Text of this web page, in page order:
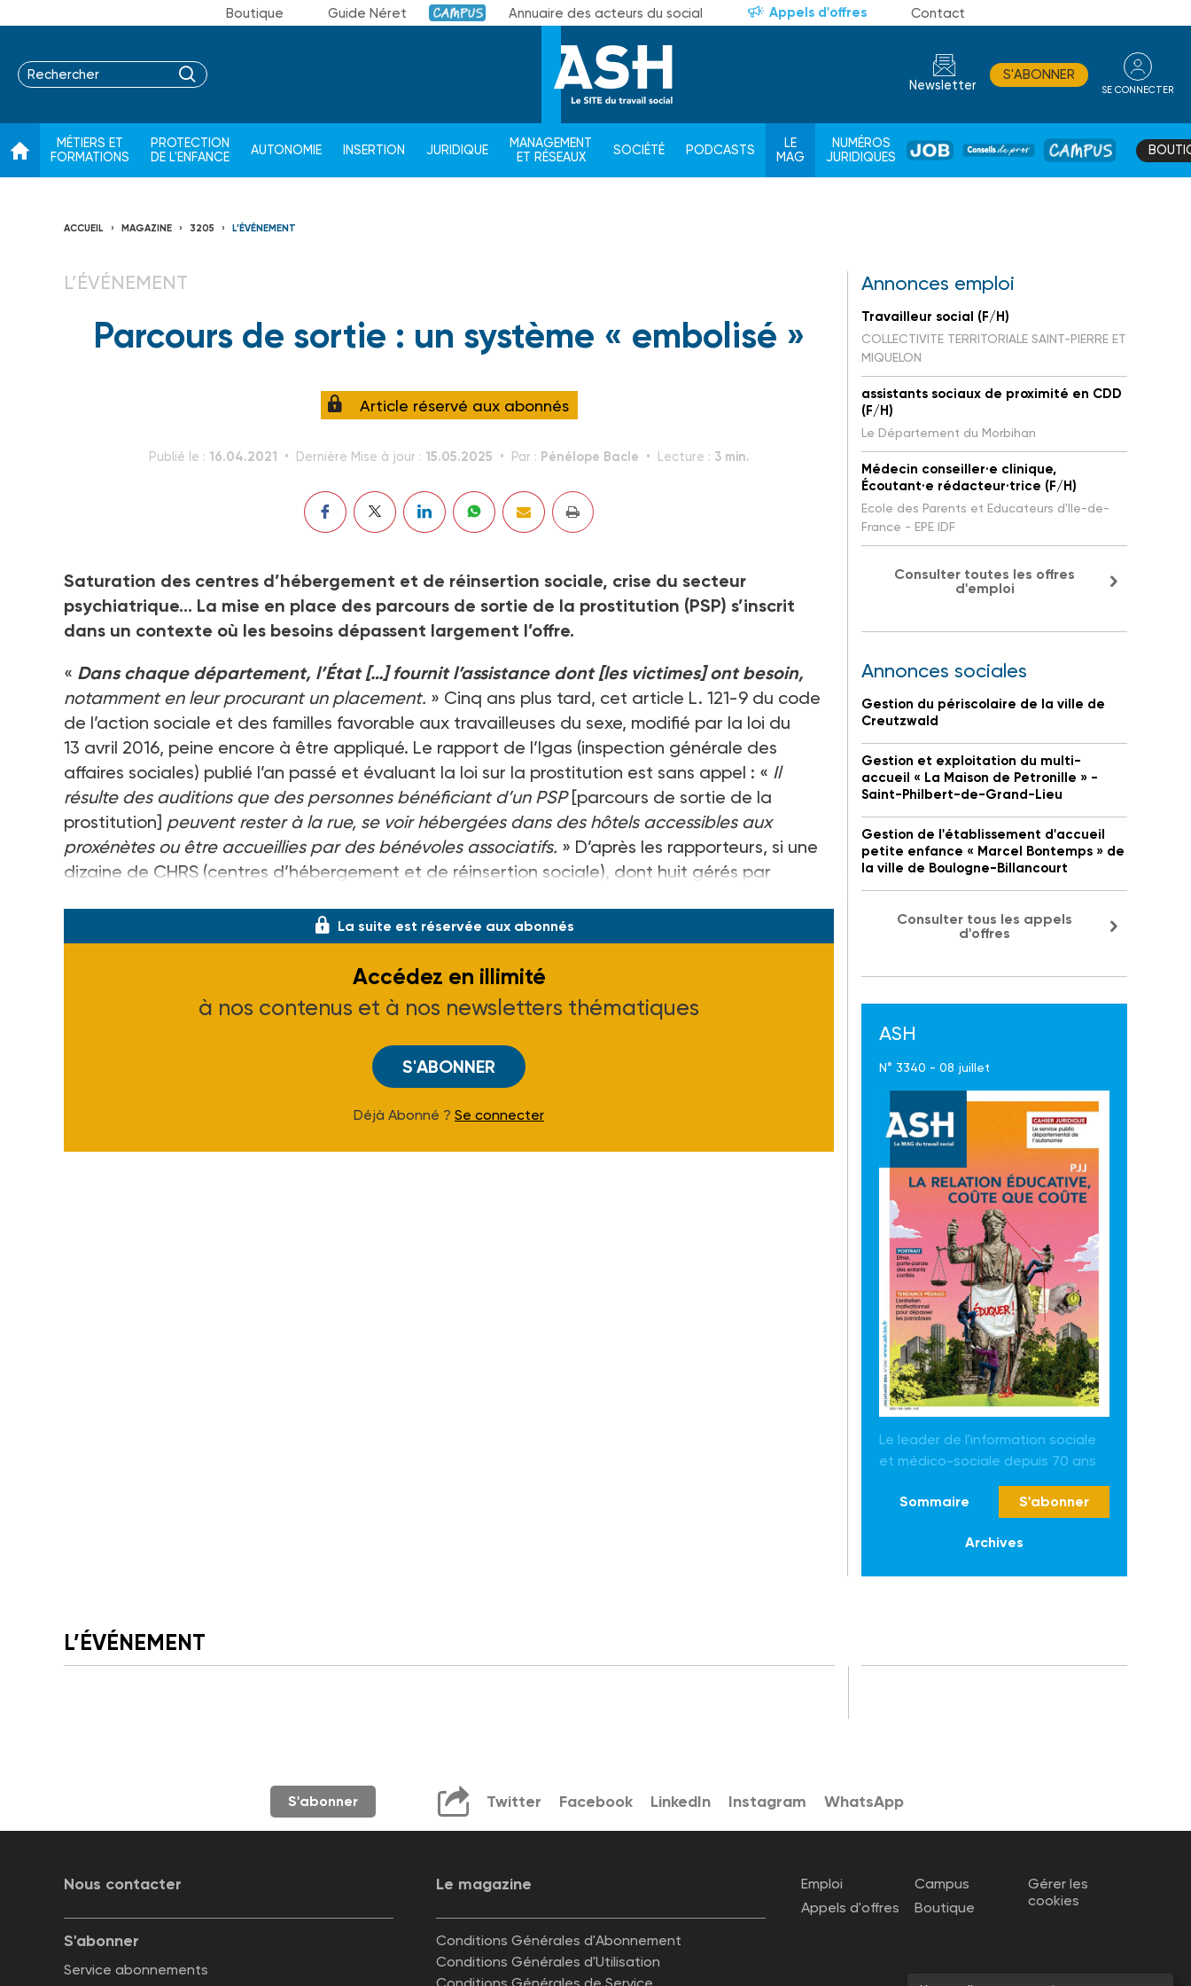
Boutique Guide Néret Campus Annuaire des acteurs du social Appels d'offres Contact
Newsletter
S'ABONNER
SE CONNECTER
MÉTIERS ET
FORMATIONS
PROTECTION
DE L'ENFANCE
AUTONOMIE INSERTION JURIDIQUE
MANAGEMENT
ET RÉSEAUX
SOCIÉTÉ PODCASTS
LE
MAG
NUMÉROS
JURIDIQUES
JOB
DE
CAMPUS
ACCUEIL MAGAZINE 3205 L’ÉVÉNEMENT
L’ÉVÉNEMENT
Parcours de sortie : un système « embolisé »
Article réservé aux abonnés
Publié le : 16.04.2021 Dernière Mise à jour : 15.05.2025 Par : Pénélope Bacle Lecture : 3 min.
Saturation des centres d’hébergement et de réinsertion sociale, crise du secteur
psychiatrique… La mise en place des parcours de sortie de la prostitution (PSP) s’inscrit
dans un contexte où les besoins dépassent largement l’offre.
« Dans chaque département, l’État […] fournit l’assistance dont [les victimes] ont besoin,
notamment en leur procurant un placement. » Cinq ans plus tard, cet article L. 121-9 du code
de l’action sociale et des familles favorable aux travailleuses du sexe, modifié par la loi du
13 avril 2016, peine encore à être appliqué. Le rapport de l’Igas (inspection générale des
affaires sociales) publié l’an passé et évaluant la loi sur la prostitution est sans appel : « Il
résulte des auditions que des personnes bénéficiant d’un PSP[parcours de sortie de la
prostitution] peuvent rester à la rue, se voir hébergées dans des hôtels accessibles aux
proxénètes ou être accueillies par des bénévoles associatifs. » D’après les rapporteurs, si une
dizaine de CHRS (centres d’hébergement et de réinsertion sociale), dont huit gérés par
La suite est réservée aux abonnés
Accédez en illimité
à nos contenus et à nos newsletters thématiques
S'ABONNER
Déjà Abonné ? Se connecter
Annonces emploi
Travailleur social (F/H)
COLLECTIVITE TERRITORIALE SAINT-PIERRE ET
MIQUELON
assistants sociaux de proximité en CDD
(F/H)
Le Département du Morbihan
Médecin conseiller·e clinique,
Écoutant·e rédacteur·trice (F/H)
Ecole des Parents et Educateurs d'Ile-de-
France - EPE IDF
Consulter toutes les offres
d'emploi
Annonces sociales
Gestion du périscolaire de la ville de
Creutzwald
Gestion et exploitation du multi-
accueil « La Maison de Petronille » -
Saint-Philbert-de-Grand-Lieu
Gestion de l'établissement d'accueil
petite enfance « Marcel Bontemps » de
la ville de Boulogne-Billancourt
Consulter tous les appels
d'offres
ASH
N° 3340 - 08 juillet
Le leader de l'information sociale
et médico-sociale depuis 70 ans
Sommaire S'abonner
Archives
L’ÉVÉNEMENT
S'abonner Twitter Facebook LinkedIn Instagram WhatsApp
Nous contacter Le magazine
S'abonner
Service abonnements
Conditions Générales d'Abonnement
Conditions Générales d'Utilisation
Emploi
Appels d'offres
Campus
Boutique
Gérer les
cookies